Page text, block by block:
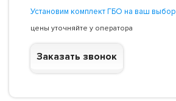
Установим комплект ГБО на ваш выбор
цены уточняйте у оператора
Заказать звонок